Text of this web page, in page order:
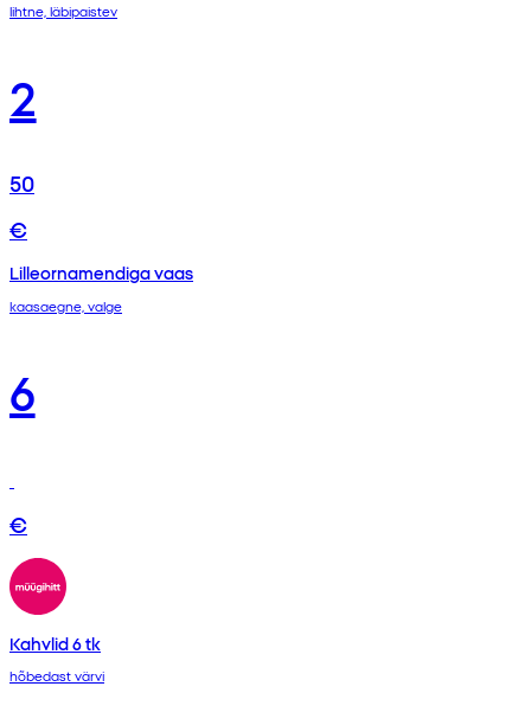
lihtne, läbipaistev
2
50
€
Lilleornamendiga vaas
kaasaegne, valge
6
€
Kahvlid 6 tk
hõbedast värvi